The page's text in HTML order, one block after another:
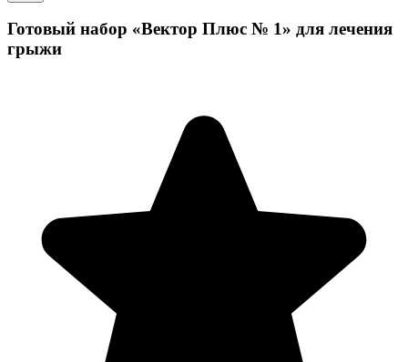
Готовый набор «Вектор Плюс № 1» для лечения
грыжи